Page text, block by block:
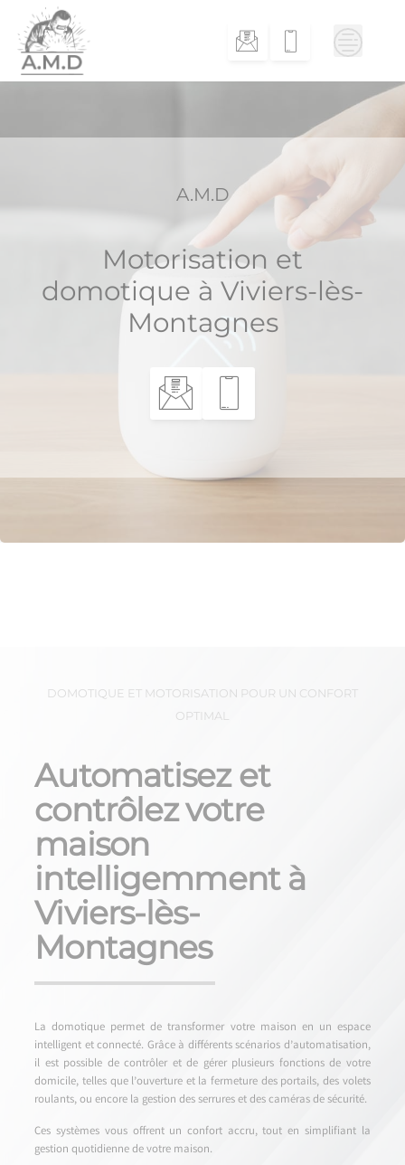
content
A.M.D
Motorisation et
domotique à Viviers-lès-
Montagnes
DOMOTIQUE ET MOTORISATION POUR UN CONFORT
OPTIMAL
Automatisez et
contrôlez votre
maison
intelligemment à
Viviers-lès-
Montagnes
La domotique permet de transformer votre maison en un espace
intelligent et connecté. Grâce à différents scénarios d’automatisation,
il est possible de contrôler et de gérer plusieurs fonctions de votre
domicile, telles que l’ouverture et la fermeture des portails, des volets
roulants, ou encore la gestion des serrures et des caméras de sécurité.
Ces systèmes vous offrent un confort accru, tout en simplifiant la
gestion quotidienne de votre maison.